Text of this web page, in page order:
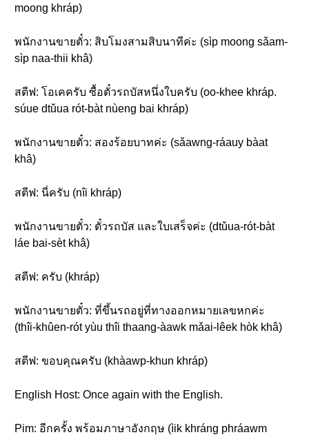
moong khráp)
พนักงานขายตั๋ว: สิบโมงสามสิบนาทีค่ะ (sìp moong sǎam-
sìp naa-thii khâ)
สตีฟ: โอเคครับ ซื้อตั๋วรถบัสหนึ่งใบครับ (oo-khee khráp.
súue dtǔua rót-bàt nùeng bai khráp)
พนักงานขายตั๋ว: สองร้อยบาทค่ะ (sǎawng-ráauy bàat
khâ)
สตีฟ: นี่ครับ (nîi khráp)
พนักงานขายตั๋ว: ตั๋วรถบัส และใบเสร็จค่ะ (dtǔua-rót-bàt
láe bai-sèt khâ)
สตีฟ: ครับ (khráp)
พนักงานขายตั๋ว: ที่ขึ้นรถอยู่ที่ทางออกหมายเลขหกค่ะ
(thîi-khûen-rót yùu thîi thaang-àawk mǎai-lêek hòk khâ)
สตีฟ: ขอบคุณครับ (khàawp-khun khráp)
English Host: Once again with the English.
Pim: อีกครั้ง พร้อมภาษาอังกฤษ (ìik khráng phráawm